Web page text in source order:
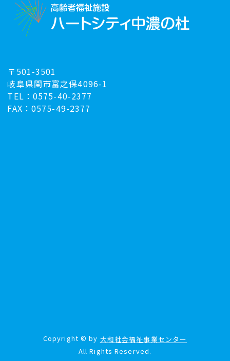
〒501-3501
岐阜県関市富之保4096-1
TEL：0575-40-2377
FAX：0575-49-2377
Copyright © by 大和社会福祉事業センター
All Rights Reserved.